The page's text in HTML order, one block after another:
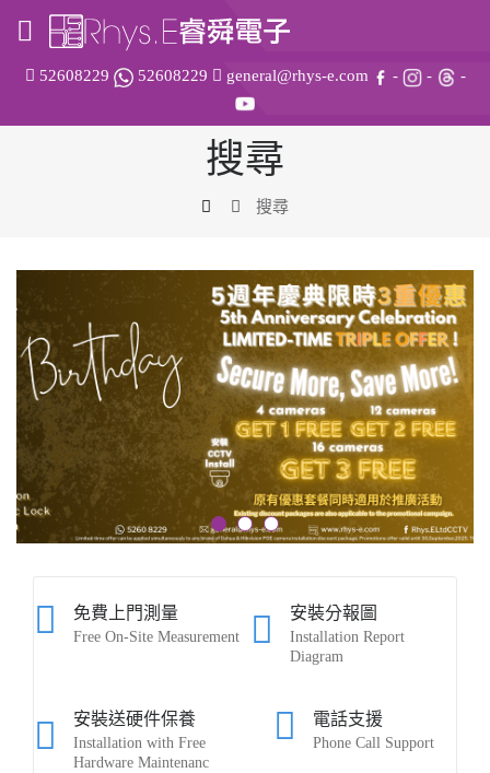
52608229 52608229 general@rhys-e.com - - -
搜尋
搜尋
免費上門測量
Free On-Site Measurement
安裝分報圖
Installation Report
Diagram
安裝送硬件保養
Installation with Free
Hardware Maintenanc
電話支援
Phone Call Support